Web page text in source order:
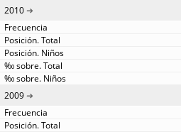
2010
2009